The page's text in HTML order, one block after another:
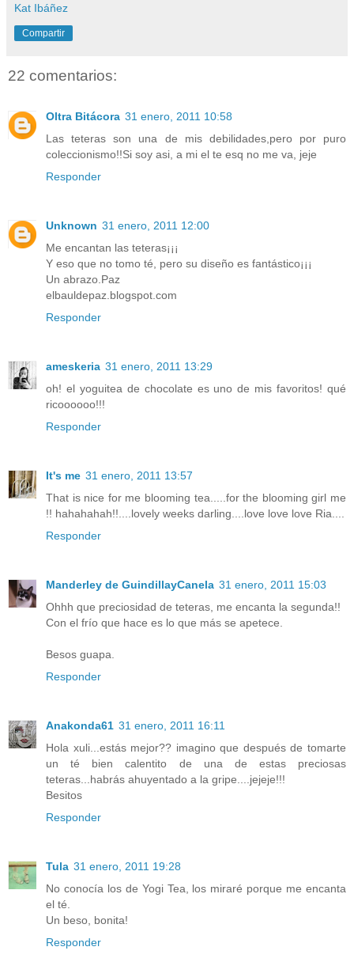
Kat Ibáñez
Compartir
22 comentarios:
Oltra Bitácora 31 enero, 2011 10:58
Las teteras son una de mis debilidades,pero por puro
coleccionismo!!Si soy asi, a mi el te esq no me va, jeje
Responder
Unknown 31 enero, 2011 12:00
Me encantan las teteras¡¡¡
Y eso que no tomo té, pero su diseño es fantástico¡¡¡
Un abrazo.Paz
elbauldepaz.blogspot.com
Responder
ameskeria 31 enero, 2011 13:29
oh! el yoguitea de chocolate es uno de mis favoritos! qué
ricoooooo!!!
Responder
It's me 31 enero, 2011 13:57
That is nice for me blooming tea.....for the blooming girl me
!! hahahahah!!....lovely weeks darling....love love love Ria....
Responder
Manderley de GuindillayCanela 31 enero, 2011 15:03
Ohhh que preciosidad de teteras, me encanta la segunda!!
Con el frío que hace es lo que más se apetece.
Besos guapa.
Responder
Anakonda61 31 enero, 2011 16:11
Hola xuli...estás mejor?? imagino que después de tomarte
un té bien calentito de una de estas preciosas
teteras...habrás ahuyentado a la gripe....jejeje!!!
Besitos
Responder
Tula 31 enero, 2011 19:28
No conocía los de Yogi Tea, los miraré porque me encanta
el té.
Un beso, bonita!
Responder